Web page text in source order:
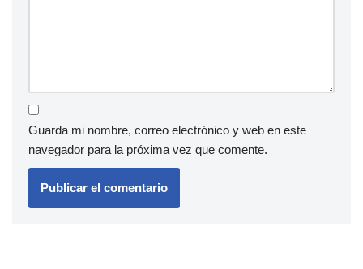
Guarda mi nombre, correo electrónico y web en este
navegador para la próxima vez que comente.